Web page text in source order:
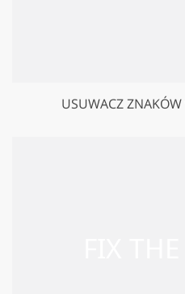
USUWACZ